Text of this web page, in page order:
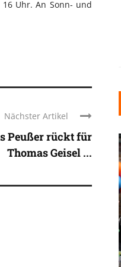
Uhr. An Sonn- und
Nächster Artikel
Peußer rückt für
Thomas Geisel ...